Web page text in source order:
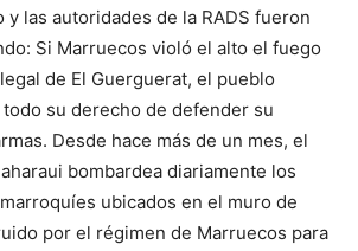
y las autoridades de la RADS fueron
Si Marruecos violó el alto el fuego
de El Guerguerat, el pueblo
su derecho de defender su
Desde hace más de un mes, el
bombardea diariamente los
ubicados en el muro de
por el régimen de Marruecos para